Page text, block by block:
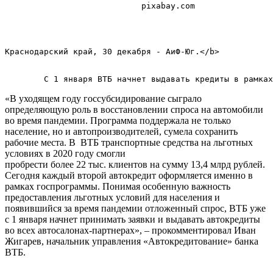
                            pixabay.com
Краснодарский край, 30 декабря - АиФ-Юг.</b>
«В уходящем году госсубсидирование сыграло
определяющую роль в восстановлении спроса на автомобили
во время пандемии. Программа поддержала не только
население, но и автопроизводителей, сумела сохранить
рабочие места. В ВТБ транспортные средства на льготных
условиях в 2020 году смогли
пробрести более 22 тыс. клиентов на сумму 13,4 млрд рублей.
Сегодня каждый второй автокредит оформляется именно в
рамках госпрограммы. Понимая особенную важность
предоставления льготных условий для населения и
появившийся за время пандемии отложенный спрос, ВТБ уже
с 1 января начнет принимать заявки и выдавать автокредиты
во всех автосалонах-партнерах», – прокомментировал Иван
Жигарев, начальник управления «Автокредитование» банка
ВТБ.